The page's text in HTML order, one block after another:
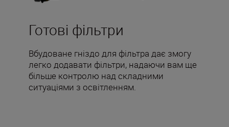
Готові фільтри
Вбудоване гніздо для фільтра дає змогу
легко додавати фільтри, надаючи вам ще
більше контролю над складними
ситуаціями з освітленням.